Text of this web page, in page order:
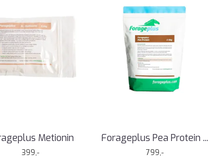
Metionin
399,-
Forageplus Pea Protein ...
799,-